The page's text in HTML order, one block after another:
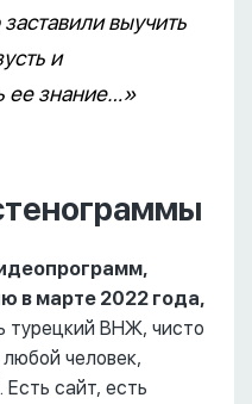
выучить
и
ее знание…»
в марте 2022 года,
турецкий ВНЖ, чисто
человек,
сайт, есть